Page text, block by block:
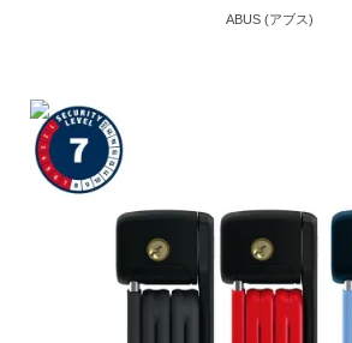
ABUS (アブス)